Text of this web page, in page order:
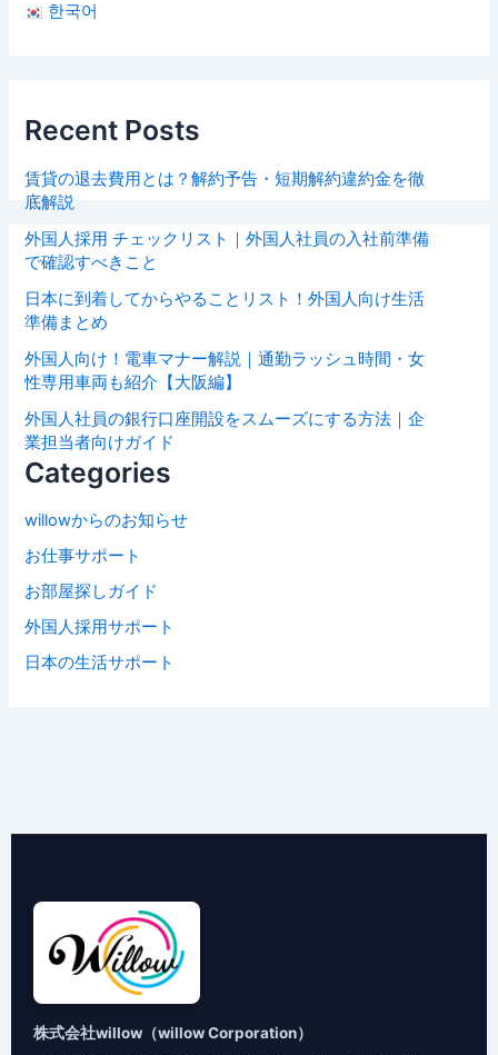
한국어
Recent Posts
賃貸の退去費用とは？解約予告・短期解約違約金を徹
底解説
外国人採用 チェックリスト｜外国人社員の入社前準備
で確認すべきこと
日本に到着してからやることリスト！外国人向け生活
準備まとめ
外国人向け！電車マナー解説｜通勤ラッシュ時間・女
性専用車両も紹介【大阪編】
外国人社員の銀行口座開設をスムーズにする方法｜企
業担当者向けガイド
Categories
willowからのお知らせ
お仕事サポート
お部屋探しガイド
外国人採用サポート
日本の生活サポート
株式会社willow（willow Corporation）